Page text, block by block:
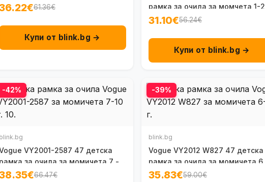
6 г.
61.36€
Купи от blink.bg →
рамка за очила за момчета 1-2
31.10€56.24€
Купи от blink.bg →
-42%
blink.bg
VY2001-2587 47 детска
рамка за очила за момичета 7 -
г.
66.47€
-39%
blink.bg
Vogue VY2012 W827 47 детска
рамка за очила за момичета 6
г.
35.83€59.00€